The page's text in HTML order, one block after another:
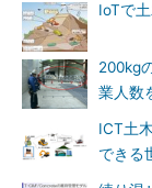
IoTで
200kg
業人数
ICT土
できる